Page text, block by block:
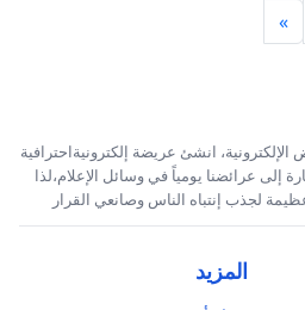
»
انشئ عريضة إلكترونيةاحترافية
إلى عرائضنا يومياً في وسائل الإعلام،لذا
لجذب إنتباه الناس وصانعي القرار
المزيد